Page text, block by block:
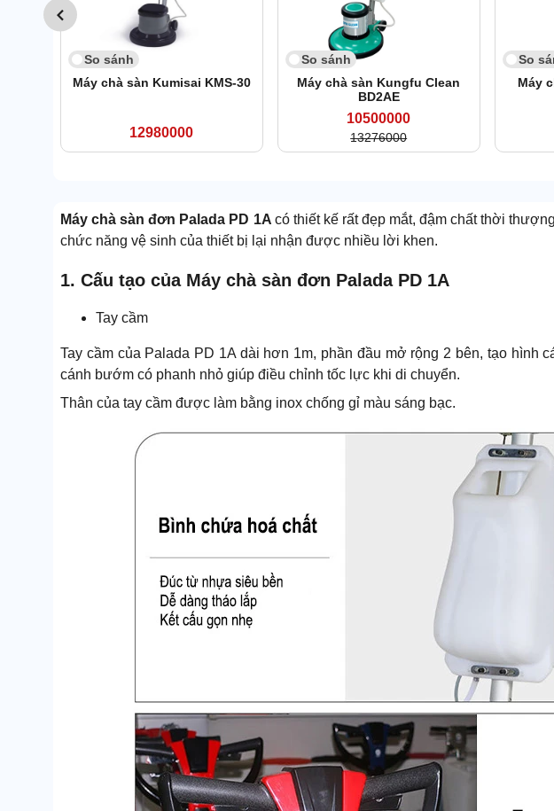
So sánh
Máy chà sàn Kumisai KMS-30
12980000
So sánh
Máy chà sàn Kungfu Clean
BD2AE
10500000
13276000
So
Máy
Máy chà sàn đơn Palada PD 1A có thiết kế rất đẹp mắt, đậm chất thời
chức năng vệ sinh của thiết bị lại nhận được nhiều lời khen.
1. Cấu tạo của Máy chà sàn đơn Palada PD 1A
Tay cầm
Tay cầm của Palada PD 1A dài hơn 1m, phần đầu mở rộng 2 bên, tạo hình
cánh bướm có phanh nhỏ giúp điều chỉnh tốc lực khi di chuyển.
Thân của tay cầm được làm bằng inox chống gỉ màu sáng bạc.